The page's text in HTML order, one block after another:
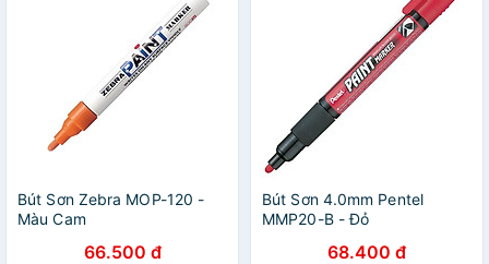
Bút Sơn Zebra MOP-120 -
Màu Cam
66.500 đ
Bút Sơn 4.0mm Pentel
MMP20-B - Đỏ
68.400 đ